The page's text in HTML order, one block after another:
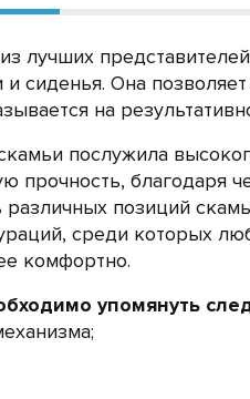
лучших
сиденья. Она
на
послужила
прочность, благодаря
позиций
среди которых
комфортно.
упомянуть